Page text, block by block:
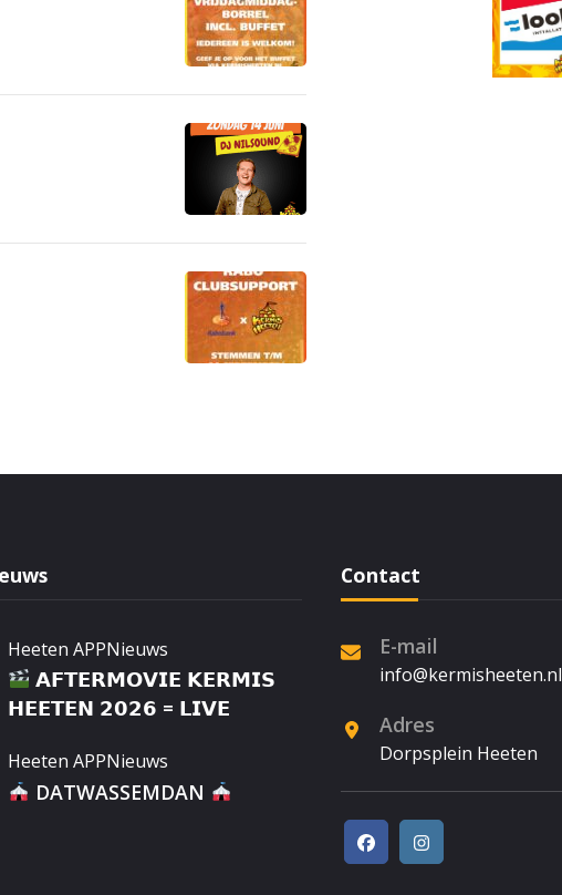
Heeten APPNieuws
𝗔𝗙𝗧𝗘𝗥𝗠𝗢𝗩𝗜𝗘 𝗞𝗘𝗥𝗠𝗜𝗦
𝗛𝗘𝗘𝗧𝗘𝗡 𝟮𝟬𝟮𝟲 = 𝗟𝗜𝗩𝗘
Heeten APPNieuws
DATWASSEMDAN
Contact
E-mail
info@kermisheeten.nl
Adres
Dorpsplein Heeten